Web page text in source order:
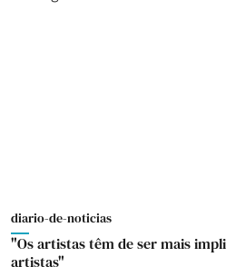
diario-de-noticias
"Os artistas têm de ser mais
artistas"